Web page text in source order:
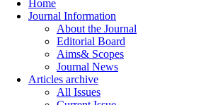
Home
Journal Information
About the Journal
Editorial Board
Aims& Scopes
Journal News
Articles archive
All Issues